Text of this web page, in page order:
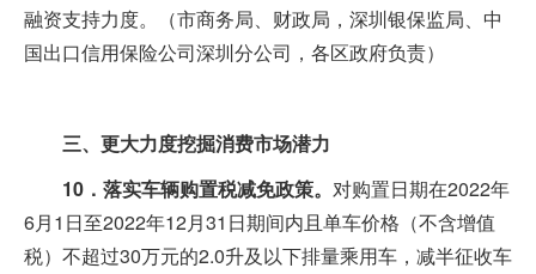
融资支持力度。（市商务局、财政局，深圳银保监局、中
国出口信用保险公司深圳分公司，各区政府负责）
三、更大力度挖掘消费市场潜力
10．落实车辆购置税减免政策。 对购置日期在2022年
6月1日至2022年12月31日期间内且单车价格（不含增值
税）不超过30万元的2.0升及以下排量乘用车，减半征收车